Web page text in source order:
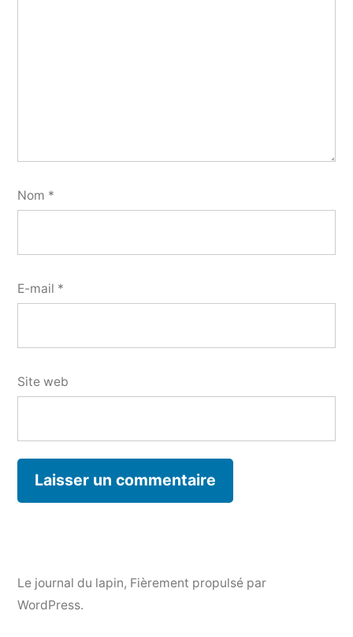
Nom *
E-mail *
Site web
Le journal du lapin, Fièrement propulsé par
WordPress.